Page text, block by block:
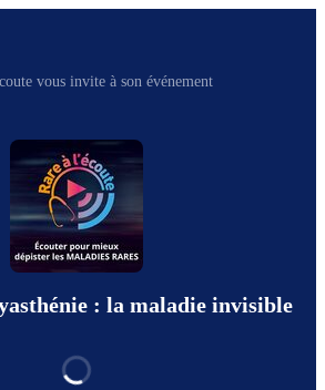
vous invite à son événement
: la maladie invisible